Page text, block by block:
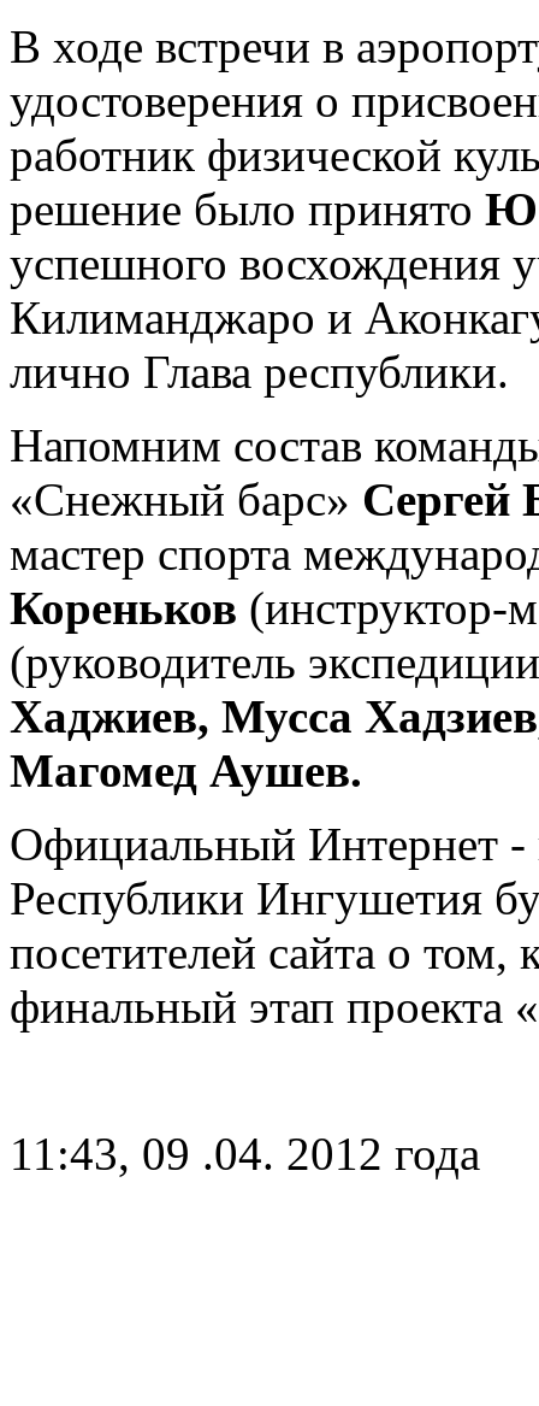
В ходе встречи в
удостоверения о
работник физической
решение было принято
успешного восхождения
Килиманджаро и
лично Глава республики.
Напомним состав
«Снежный барс» Сергей
мастер спорта
Кореньков (инструктор-
(руководитель
Хаджиев, Мусса
Магомед Аушев.
Официальный Интернет -
Республики Ингушетия
посетителей сайта о том,
финальный этап проекта
11:43, 09 .04. 2012 года